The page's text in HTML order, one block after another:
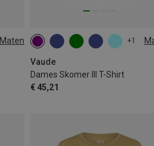
Maten +1
Vaude
Dames Skomer III T-Shirt
€ 45,21